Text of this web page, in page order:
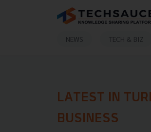
NEWS TECH & BIZ
LATEST IN
BUSINESS